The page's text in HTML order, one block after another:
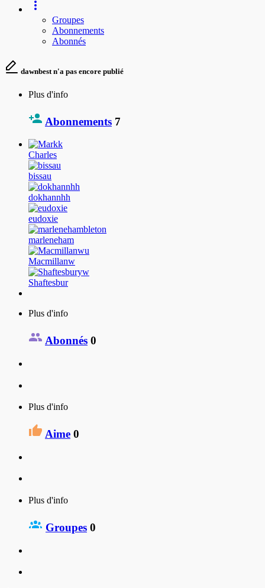
Groupes
Abonnements
Abonnés
dawnbest n'a pas encore publié
Plus d'info
Abonnements 7
Charles
bissau
dokhannhh
eudoxie
marleneham
Macmillanw
Shaftesbur
Plus d'info
Abonnés 0
Plus d'info
Aime 0
Plus d'info
Groupes 0